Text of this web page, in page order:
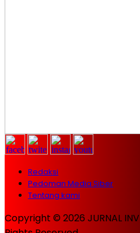
Redaksi
Pedoman Media Siber
Tentang kami
Copyright © 2026 JURNAL